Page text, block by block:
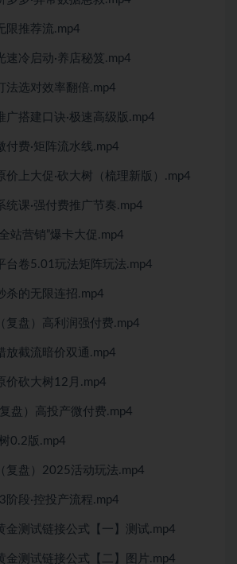
推荐流.mp4
冷启动·养店秘笈.mp4
选对效率翻倍.mp4
搭建口诀·极速高级版.mp4
费·矩阵流水线.mp4
上大促·砍大树（梳理新版）.mp4
课·强付费推广节奏.mp4
站营销”爆卡大促.mp4
卷5.01玩法矩阵玩法.mp4
的无限连招.mp4
盘）高利润强付费.mp4
截流暗价双通.mp4
砍大树12月.mp4
盘）高投产微付费.mp4
0.2版.mp4
盘）2025活动玩法.mp4
段·控投产流程.mp4
测试链接公式【一】测试.mp4
测试链接公式【二】图片.mp4